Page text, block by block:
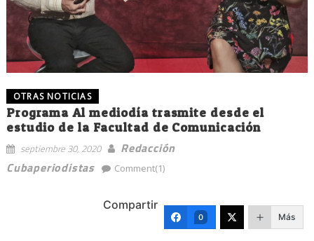
OTRAS NOTICIAS
Programa Al mediodía trasmite desde el
estudio de la Facultad de Comunicación
septiembre 30, 2020
Redacción
Cubaperiodistas
Comment(1)
Compartir
0 Más